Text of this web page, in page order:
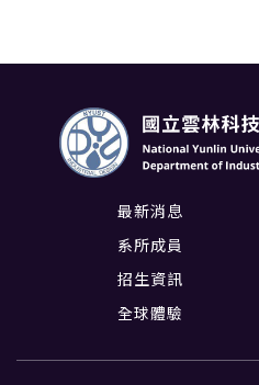
最新消息
系所成員
招生資訊
全球體驗